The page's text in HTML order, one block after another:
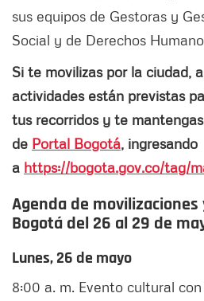
sus equipos de Gestoras y
Social y de Derechos
Si te movilizas por la ciudad,
actividades están previstas
tus recorridos y te
de Portal Bogotá, ingresando
a https://bogota.gov.co/tag/
Agenda de
Bogotá del 26 al 29 de
Lunes, 26 de mayo
8:00 a. m. Evento cultural